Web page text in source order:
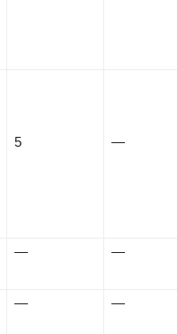
5 —
— —
— —